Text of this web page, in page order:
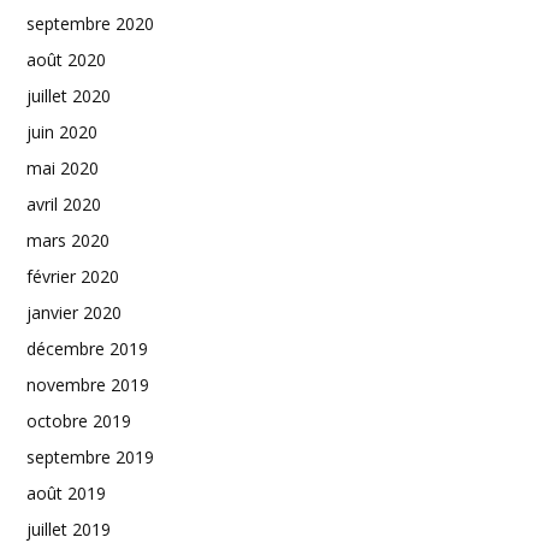
septembre 2020
août 2020
juillet 2020
juin 2020
mai 2020
avril 2020
mars 2020
février 2020
janvier 2020
décembre 2019
novembre 2019
octobre 2019
septembre 2019
août 2019
juillet 2019